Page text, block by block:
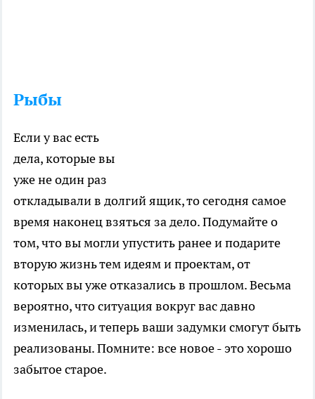
Рыбы
Если у вас есть
дела, которые вы
уже не один раз
откладывали в долгий ящик, то сегодня самое
время наконец взяться за дело. Подумайте о
том, что вы могли упустить ранее и подарите
вторую жизнь тем идеям и проектам, от
которых вы уже отказались в прошлом. Весьма
вероятно, что ситуация вокруг вас давно
изменилась, и теперь ваши задумки смогут быть
реализованы. Помните: все новое - это хорошо
забытое старое.